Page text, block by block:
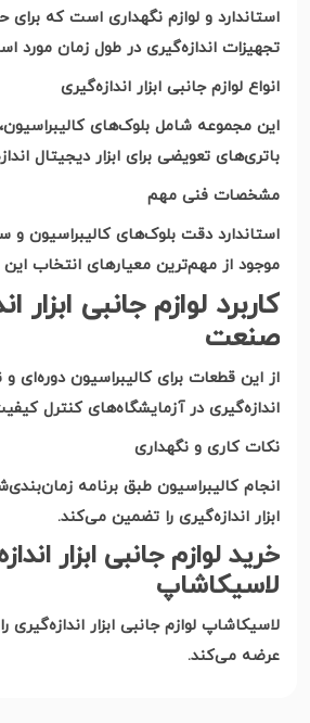
استاندارد و لوازم نگهداری است که
تجهیزات اندازه‌گیری در طول زمان مورد
انواع لوازم جانبی ابزار اندازه‌گیری
این مجموعه شامل بلوک‌های
باتری‌های تعویضی برای ابزار دیجیتال
مشخصات فنی مهم
استاندارد دقت بلوک‌های کالیبراسیون و
موجود از مهم‌ترین معیارهای انتخاب
کاربرد لوازم جانبی ابزار
صنعت
از این قطعات برای کالیبراسیون دوره‌ای
اندازه‌گیری در آزمایشگاه‌های کنترل
نکات کاری و نگهداری
انجام کالیبراسیون طبق برنامه
ابزار اندازه‌گیری را تضمین می‌کند.
خرید لوازم جانبی ابزار
لاسیکاشاپ
لاسیکاشاپ لوازم جانبی ابزار اندازه‌گیری
عرضه می‌کند.